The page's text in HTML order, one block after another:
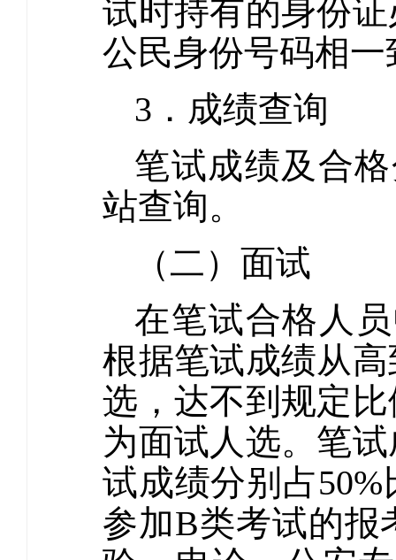
试时持有的身份
公民身份号码相一
3．成绩查询
笔试成绩及合
站查询。
（二）面试
在笔试合格人
根据笔试成绩从
选，达不到规定
为面试人选。笔
试成绩分别占
参加B类考试的报